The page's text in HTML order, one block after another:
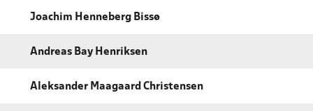
Joachim Henneberg Bissø
Andreas Bay Henriksen
Aleksander Maagaard Christensen